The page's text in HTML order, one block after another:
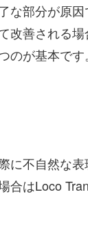
な部分が原
改善される場
のが基本です。
に不自然な表
合はLoco